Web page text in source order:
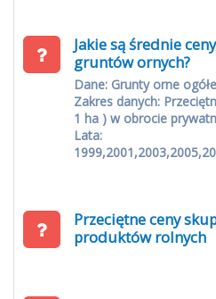
Jakie są średnie ceny
gruntów ornych?
Dane: Grunty orne
Zakres danych:
1 ha ) w obrocie
Lata:
Przeciętne ceny
produktów rolnych